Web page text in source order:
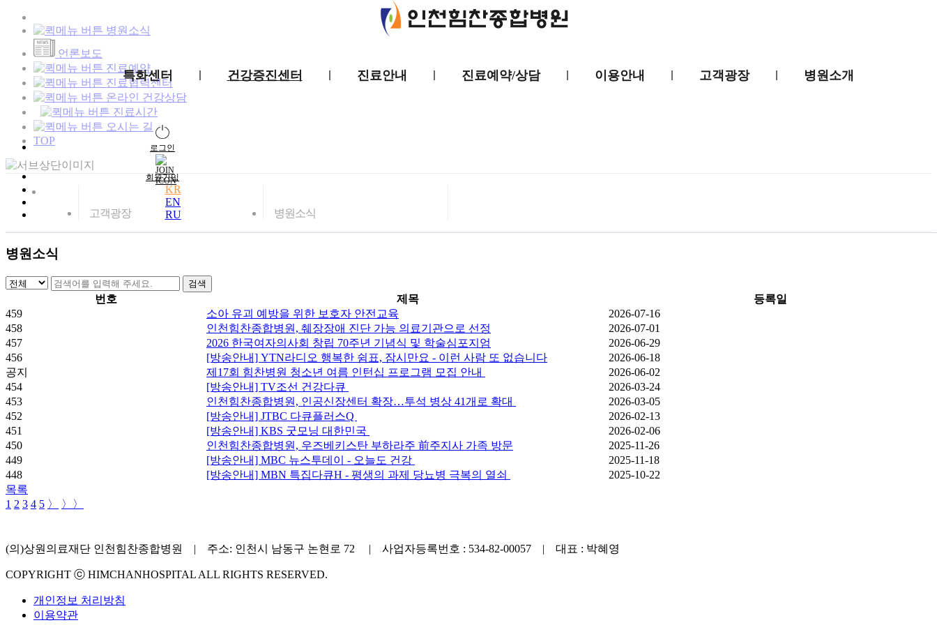
특화센터 건강증진센터 진료안내 진료예약/상담 이용안내 고객광장 병원소개
로그인
회원가입
KR
EN
RU
병원소식
언론보도
진료예약
진료협력센터
온라인 건강상담
진료시간
오시는 길
TOP
고객광장 병원소식
병원소식
번호 제목
등록일
459
소아 유괴 예방을 위한 보호자 안전교육
2026-07-16
458
인천힘찬종합병원, 췌장장애 진단 가능 의료기관으로 선정
2026-07-01
457
2026 한국여자의사회 창립 70주년 기념식 및 학술심포지엄
2026-06-29
456
[방송안내] YTN라디오 행복한 쉼표, 잠시만요 - 이런 사람 또 없습니다
2026-06-18
공지
제17회 힘찬병원 청소년 여름 인턴십 프로그램 모집 안내
2026-06-02
454
[방송안내] TV조선 건강다큐
2026-03-24
453
인천힘찬종합병원, 인공신장센터 확장…투석 병상 41개로 확대
2026-03-05
452
[방송안내] JTBC 다큐플러스Q
2026-02-13
451
[방송안내] KBS 굿모닝 대한민국
2026-02-06
450
인천힘찬종합병원, 우즈베키스탄 부하라주 前주지사 가족 방문
2025-11-26
449
[방송안내] MBC 뉴스투데이 - 오늘도 건강
2025-11-18
448
[방송안내] MBN 특집다큐H - 평생의 과제 당뇨병 극복의 열쇠
2025-10-22
목록
1 2 3 4 5 〉 〉〉
(의)상원의료재단 인천힘찬종합병원 | 주소: 인천시 남동구 논현로 72 | 사업자등록번호 : 534-82-00057 | 대표 : 박혜영
COPYRIGHT ⓒ HIMCHANHOSPITAL ALL RIGHTS RESERVED.
개인정보 처리방침
이용약관